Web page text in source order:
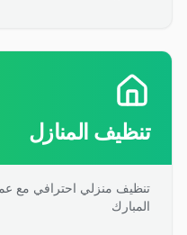
تنظيف المنازل
تنظيف منزلي احترافي مع
المبارك